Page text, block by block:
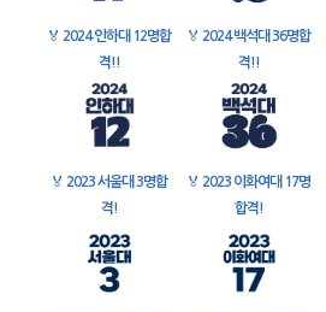
🏅 2024 인하대 12명합
격!!
🏅 2024 백석대 36명합
격!!
🏅 2023 서울대 3명합
격!
🏅 2023 이화여대 17명
합격!